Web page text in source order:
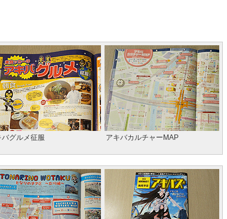
バグルメ征服 アキバカルチャーMAP